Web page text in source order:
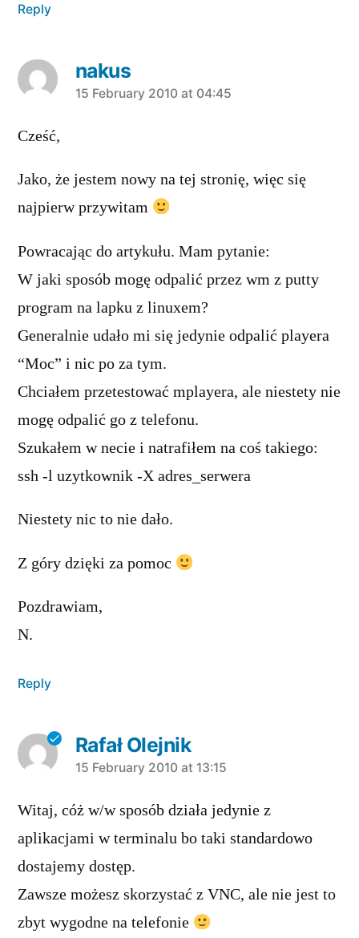
Reply
nakus
says:
15 February 2010 at 04:45
Cześć,
Jako, że jestem nowy na tej stronię, więc się
najpierw przywitam
Powracając do artykułu. Mam pytanie:
W jaki sposób mogę odpalić przez wm z putty
program na lapku z linuxem?
Generalnie udało mi się jedynie odpalić playera
“Moc” i nic po za tym.
Chciałem przetestować mplayera, ale niestety nie
mogę odpalić go z telefonu.
Szukałem w necie i natrafiłem na coś takiego:
ssh -l uzytkownik -X adres_serwera
Niestety nic to nie dało.
Z góry dzięki za pomoc
Pozdrawiam,
N.
Reply
Rafał Olejnik
says:
15 February 2010 at 13:15
Witaj, cóż w/w sposób działa jedynie z
aplikacjami w terminalu bo taki standardowo
dostajemy dostęp.
Zawsze możesz skorzystać z VNC, ale nie jest to
zbyt wygodne na telefonie